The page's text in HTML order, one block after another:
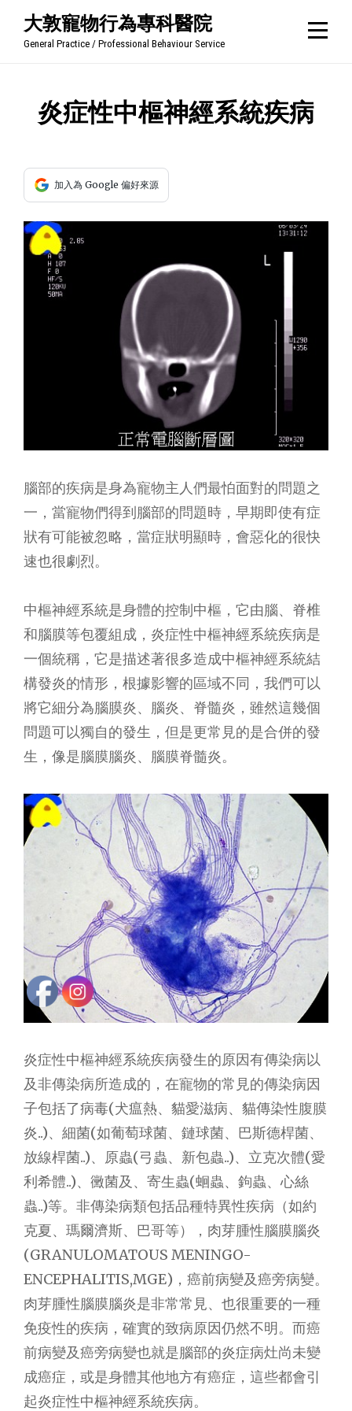
大敦寵物行為專科醫院
General Practice / Professional Behaviour Service
炎症性中樞神經系統疾病
加入為 Google 偏好來源
腦部的疾病是身為寵物主人們最怕面對的問題之
一，當寵物們得到腦部的問題時，早期即使有症
狀有可能被忽略，當症狀明顯時，會惡化的很快
速也很劇烈。
中樞神經系統是身體的控制中樞，它由腦、脊椎
和腦膜等包覆組成，炎症性中樞神經系統疾病是
一個統稱，它是描述著很多造成中樞神經系統結
構發炎的情形，根據影響的區域不同，我們可以
將它細分為腦膜炎、腦炎、脊髓炎，雖然這幾個
問題可以獨自的發生，但是更常見的是合併的發
生，像是腦膜腦炎、腦膜脊髓炎。
炎症性中樞神經系統疾病發生的原因有傳染病以
及非傳染病所造成的，在寵物的常見的傳染病因
子包括了病毒(犬瘟熱、貓愛滋病、貓傳染性腹膜
炎..)、細菌(如葡萄球菌、鏈球菌、巴斯德桿菌、
放線桿菌..)、原蟲(弓蟲、新包蟲..)、立克次體(愛
利希體..)、黴菌及、寄生蟲(蛔蟲、鉤蟲、心絲
蟲..)等。非傳染病類包括品種特異性疾病（如約
克夏、瑪爾濟斯、巴哥等），肉芽腫性腦膜腦炎
(GRANULOMATOUS MENINGO-
ENCEPHALITIS,MGE)，癌前病變及癌旁病變。
肉芽腫性腦膜腦炎是非常常見、也很重要的一種
免疫性的疾病，確實的致病原因仍然不明。而癌
前病變及癌旁病變也就是腦部的炎症病灶尚未變
成癌症，或是身體其他地方有癌症，這些都會引
起炎症性中樞神經系統疾病。
文
導
覽